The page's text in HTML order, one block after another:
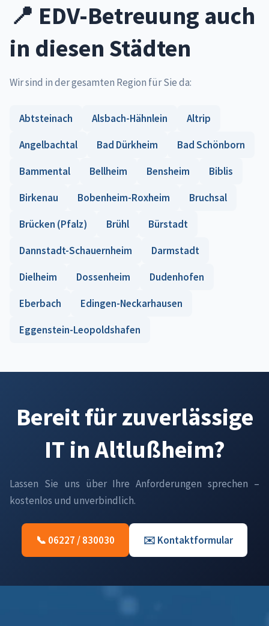
📍 EDV-Betreuung auch
in diesen Städten
Wir sind in der gesamten Region für Sie da:
Abtsteinach Alsbach-Hähnlein
Altrip
Angelbachtal
Bad Dürkheim
Bad Schönborn
Bammental
Bellheim Bensheim
Biblis
Birkenau
Bobenheim-Roxheim
Bruchsal
Brücken (Pfalz)
Brühl
Bürstadt
Dannstadt-Schauernheim
Darmstadt
Dielheim
Dossenheim
Dudenhofen
Eberbach
Edingen-Neckarhausen
Eggenstein-Leopoldshafen
Bereit für zuverlässige
IT in Altlußheim?
Lassen Sie uns über Ihre Anforderungen sprechen –
kostenlos und unverbindlich.
📞 06227 / 830030 ✉️ Kontaktformular